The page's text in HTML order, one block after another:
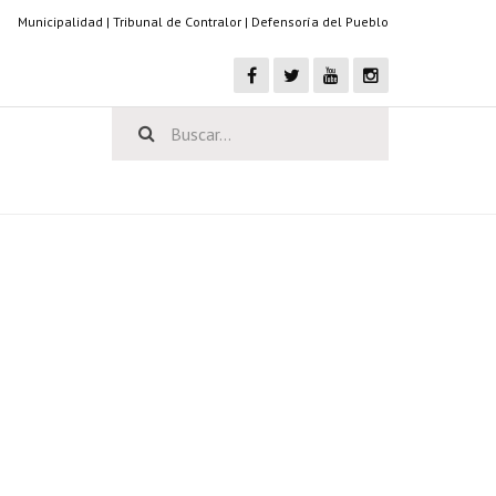
Municipalidad | Tribunal de Contralor | Defensoría del Pueblo